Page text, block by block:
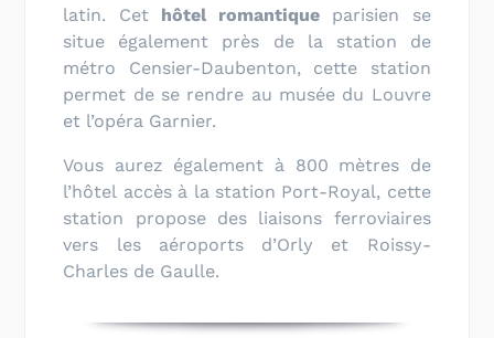
latin. Cet hôtel romantique parisien se
situe également près de la station de
métro Censier-Daubenton, cette station
permet de se rendre au musée du Louvre
et l’opéra Garnier.
Vous aurez également à 800 mètres de
l’hôtel accès à la station Port-Royal, cette
station propose des liaisons ferroviaires
vers les aéroports d’Orly et Roissy-
Charles de Gaulle.